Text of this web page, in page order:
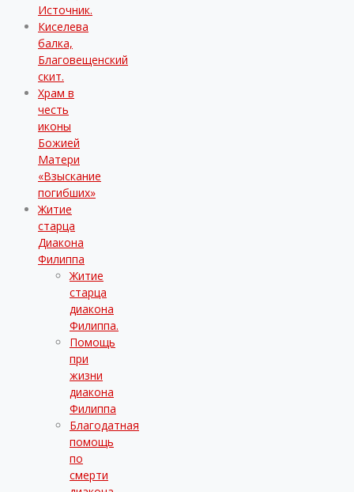
Источник.
Киселева
балка,
Благовещенский
скит.
Храм в
честь
иконы
Божией
Матери
«Взыскание
погибших»
Житие
старца
Диакона
Филиппа
Житие
старца
диакона
Филиппа.
Помощь
при
жизни
диакона
Филиппа
Благодатная
помощь
по
смерти